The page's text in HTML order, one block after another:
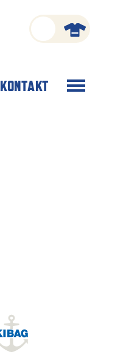
KONTAKT
Menü
öffnen